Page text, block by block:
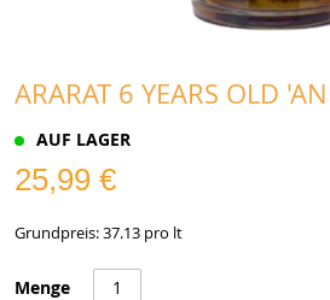
ARARAT 6 YEARS OLD
AUF LAGER
25,99 €
Grundpreis: 37.13 pro lt
Menge